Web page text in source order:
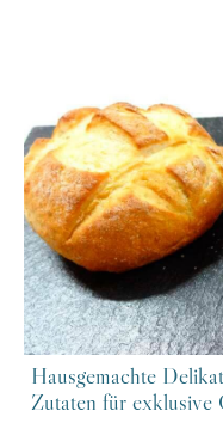
Hausgemachte
Zutaten für exklusive